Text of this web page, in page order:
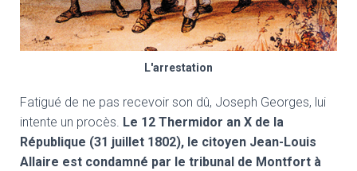
L'arrestation
Fatigué de ne pas recevoir son dû, Joseph Georges, lui
intente un procès. Le 12 Thermidor an X de la
République (31 juillet 1802), le citoyen Jean-Louis
Allaire est condamné par le tribunal de Montfort à